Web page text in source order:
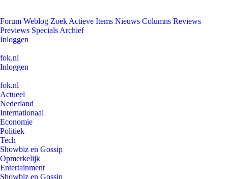
Forum Weblog Zoek Actieve Items Nieuws Columns Reviews
Previews Specials Archief
Inloggen
fok.nl
Inloggen
fok.nl
Actueel
Nederland
Internationaal
Economie
Politiek
Tech
Showbiz en Gossip
Opmerkelijk
Entertainment
Showbiz en Gossip